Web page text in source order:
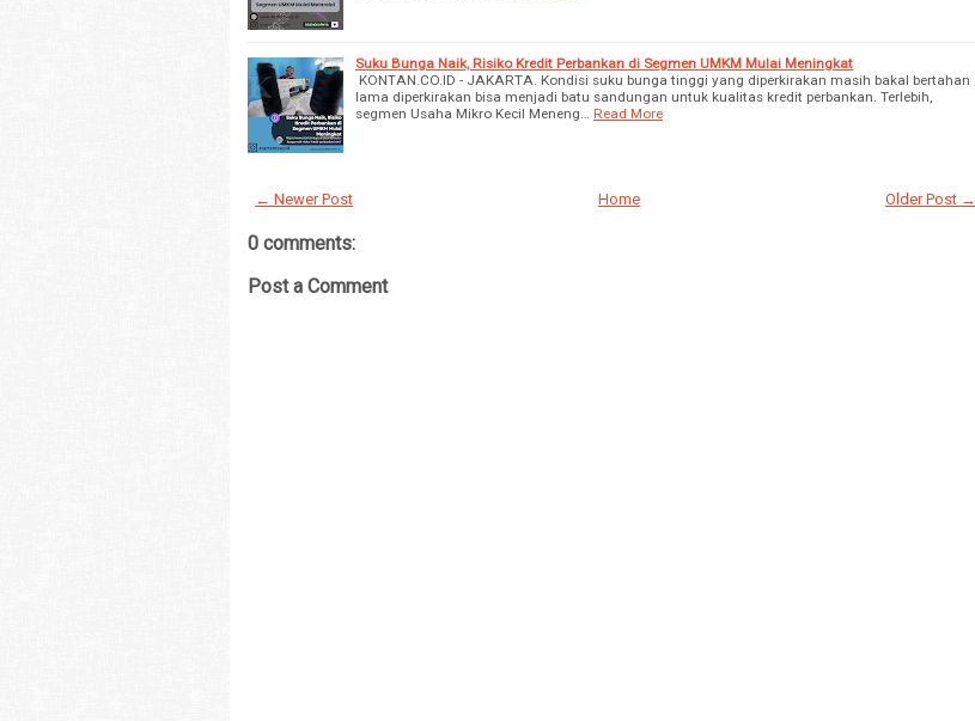
Suku Bunga Naik, Risiko Kredit Perbankan di Segmen UMKM Mulai Meningkat
KONTAN.CO.ID - JAKARTA. Kondisi suku bunga tinggi yang diperkirakan masih bakal bertahan
lama diperkirakan bisa menjadi batu sandungan untuk kualitas kredit perbankan. Terlebih,
segmen Usaha Mikro Kecil Meneng…
Read More
← Newer Post Older Post →
Home
0 comments:
Post a Comment